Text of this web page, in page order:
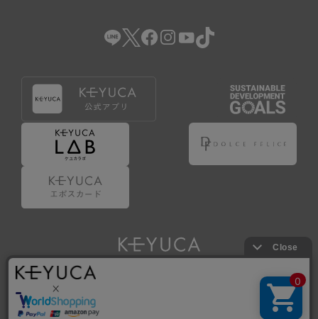
（5） その他、本規約または個別規定に違反した場合。
4.会員登録が取り消された場合においても、当該会員は、
弊社とのお取引等により既に発生した支払義務等の取引上
の義務および本規約上の義務の履行責任を免れないものと
します。
5.仮登録とは、ケユカが提供するアプリ等でサービスを利
用するための簡易的な会員登録（以下「仮登録」といいま
6.仮登録をすることで、第9条のポイント付与を受けるこ
とができます。
7.仮登録状態はポイントの利用は行えず、第3条1項の通り
に登録完了することでポイント利用が行えるようになりま
す。
Copyright © KAWAJUN Co., Ltd. All Rights Reserved.